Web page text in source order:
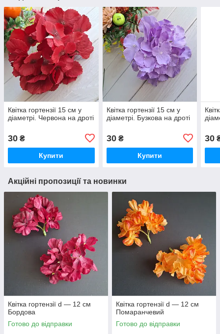
Квітка гортензії 15 см у
діаметрі. Червона на дроті
30 ₴
Купити
Квітка гортензії 15 см у
діаметрі. Бузкова на дроті
30₴
Купити
30
Акційні пропозиції та новинки
Квітка гортензії d — 12 см
Бордова
Готово до відправки
Квітка гортензії d — 12 см
Помаранчевий
Готово до відправки